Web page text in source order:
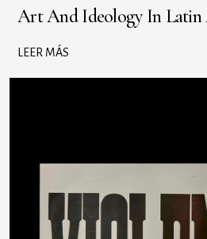
Art And Ideology In Latin
LEER MÁS